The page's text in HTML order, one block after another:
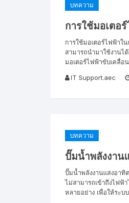
บทความ
การใช้มอเตอ
การใช้มอเตอร์ไฟฟ้าใ
สามารถนำมาใช้งาน
มอเตอร์ไฟฟ้าขับเคลื่อ
IT Support.aec
บทความ
ปั๊มน้ำพลังงาน
ปั๊มน้ำพลังงานแสงอาทิ
ไม่สามารถเข้าถึงไฟฟ้
หลายอย่าง เพื่อให้ระ